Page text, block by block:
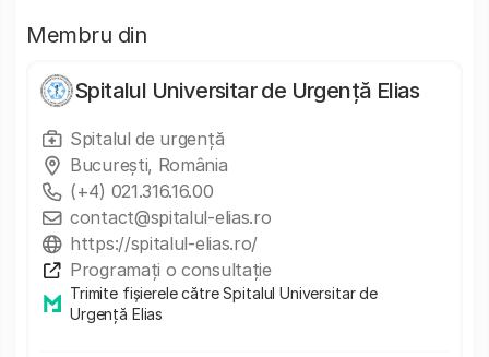
Membru din
Spitalul Universitar de Urgență Elias
Spitalul de urgență
Bucureşti, România
(+4) 021.316.16.00
contact@spitalul-elias.ro
https://spitalul-elias.ro/
Programați o consultație
Trimite fișierele către Spitalul Universitar de
Urgență Elias